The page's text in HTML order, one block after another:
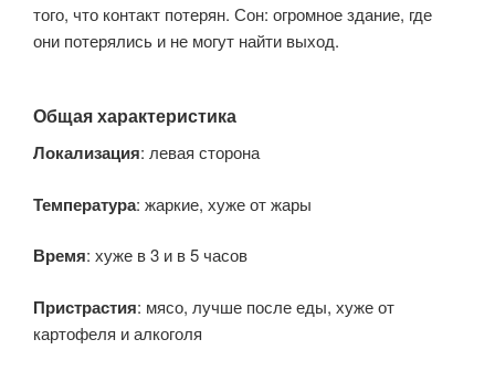
того, что контакт потерян. Сон: огромное здание, где
они потерялись и не могут найти выход.
Общая характеристика
Локализация: левая сторона
Температура: жаркие, хуже от жары
Время: хуже в 3 и в 5 часов
Пристрастия: мясо, лучше после еды, хуже от
картофеля и алкоголя